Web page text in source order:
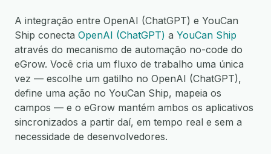
A integração entre OpenAI (ChatGPT) e YouCan
Ship conecta OpenAI (ChatGPT) a YouCan Ship
através do mecanismo de automação no-code do
eGrow. Você cria um fluxo de trabalho uma única
vez — escolhe um gatilho no OpenAI (ChatGPT),
define uma ação no YouCan Ship, mapeia os
campos — e o eGrow mantém ambos os aplicativos
sincronizados a partir daí, em tempo real e sem a
necessidade de desenvolvedores.